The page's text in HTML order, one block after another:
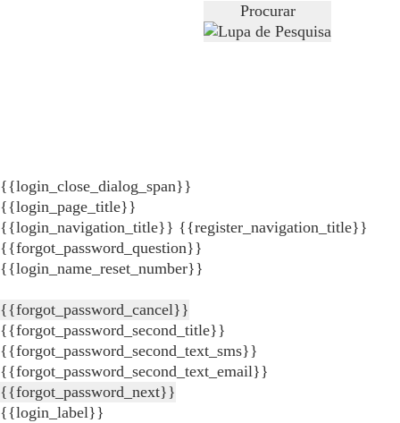
Procurar
{{login_close_dialog_span}}
{{login_page_title}}
{{login_navigation_title}} {{register_navigation_title}}
{{forgot_password_question}}
{{login_name_reset_number}}
{{forgot_password_cancel}}
{{forgot_password_second_title}}
{{forgot_password_second_text_sms}}
{{forgot_password_second_text_email}}
{{forgot_password_next}}
{{login_label}}